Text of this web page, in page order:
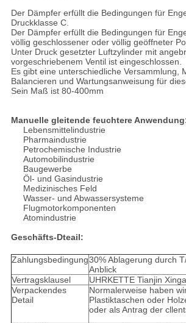
Der Dämpfer erfüllt die Bedingungen für
Druckklasse C.
Der Dämpfer erfüllt die Bedingungen für
völlig geschlossener oder völlig geöffneter
Unter Druck gesetzter Luftzylinder mit
vorgeschriebenem Ventil ist eingeschlossen.
Es gibt eine unterschiedliche Versammlung,
Balancieren und Wartungsanweisung für
Sein Maß ist 80-400mm
Manuelle gleitende feuchtere
Lebensmittelindustrie
Pharmaindustrie
Petrochemische Industrie
Automobilindustrie
Baugewerbe
Öl- und Gasindustrie
Medizinisches Feld
Wasser- und Abwassersysteme
Flugmotorkomponenten
Atomindustrie
Geschäfts-Dteail:
Zahlungsbedingung30% Ablagerung durch
Anblick
Vertragsklausel
UHRKETTE Tianjin
Verpackendes
Detail
Normalerweise haben
Plastiktaschen oder
oder als Antrag der